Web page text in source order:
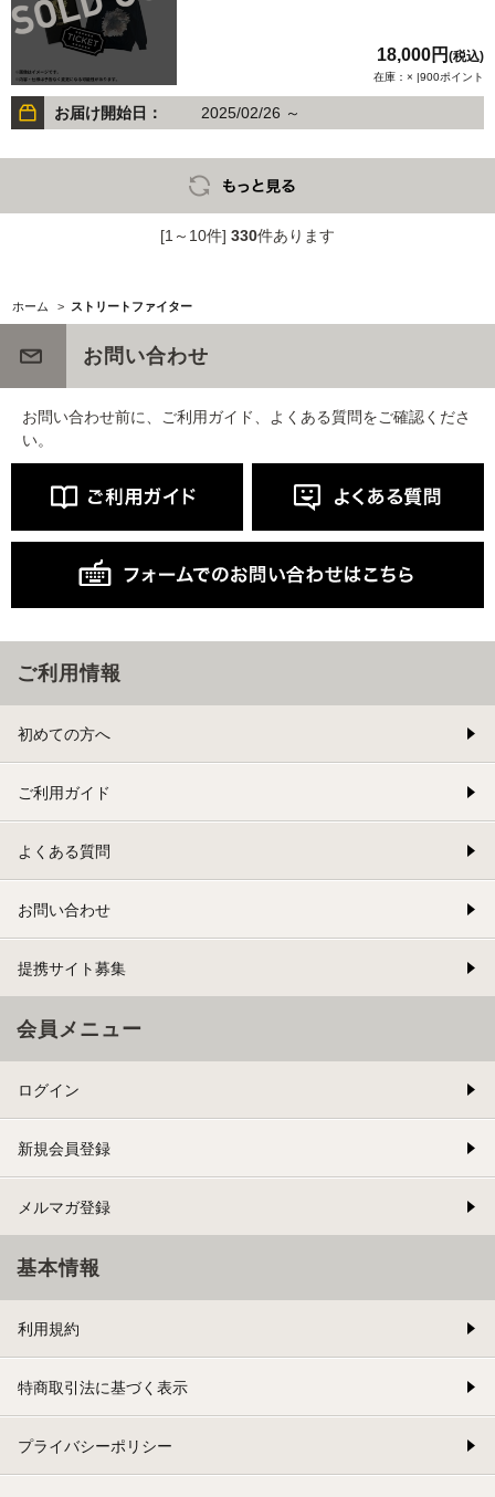
18,000円 (税込)
在庫：× |900ポイント
お届け開始日： 2025/02/26 ～
[1～10件] 330件あります
ホーム > ストリートファイター
お問い合わせ
お問い合わせ前に、ご利用ガイド、よくある質問をご確認くださ
い。
ご利用情報
初めての方へ
ご利用ガイド
よくある質問
お問い合わせ
提携サイト募集
会員メニュー
ログイン
新規会員登録
メルマガ登録
基本情報
利用規約
特商取引法に基づく表示
プライバシーポリシー